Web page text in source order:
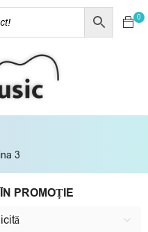
0
3
PROMOȚIE